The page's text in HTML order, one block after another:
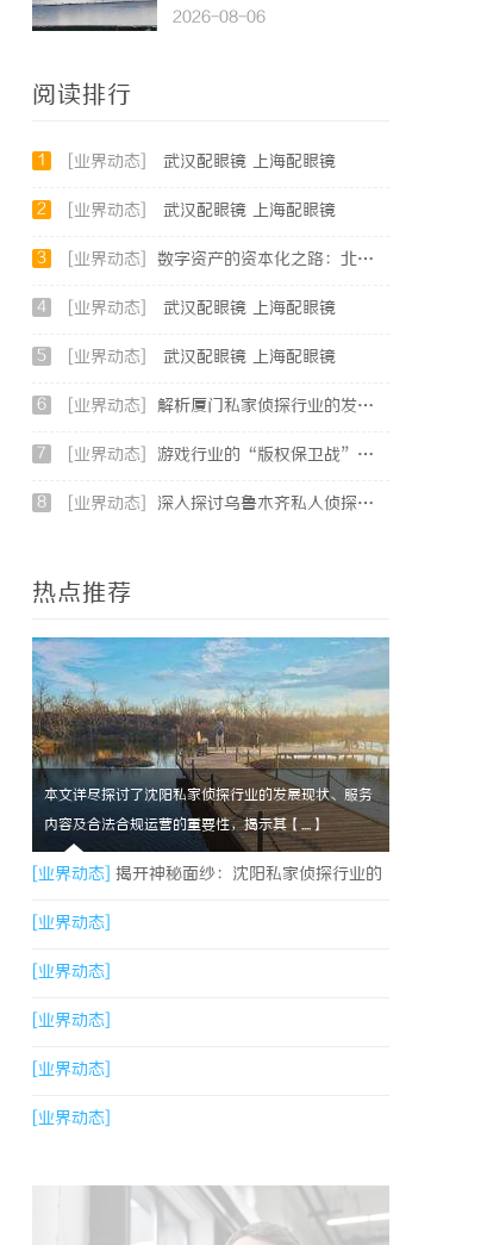
2026-08-06
阅读排行
1 [业界动态] 武汉配眼镜 上海配眼镜
2 [业界动态] 武汉配眼镜 上海配眼镜
3 [业界动态] 数字资产的资本化之路：北京版权律师如何让“IP”变“现金流”
4 [业界动态] 武汉配眼镜 上海配眼镜
5 [业界动态] 武汉配眼镜 上海配眼镜
6 [业界动态] 解析厦门私家侦探行业的发展与服务优势全面指南
7 [业界动态] 游戏行业的“版权保卫战”：为何游戏公司离不开版权律师
8 [业界动态] 深入探讨乌鲁木齐私人侦探行业的现状与发展趋势
热点推荐
本文详尽探讨了沈阳私家侦探行业的发展现状、服务
内容及合法合规运营的重要性，揭示其【....】
[业界动态] 揭开神秘面纱：沈阳私家侦探行业的
现状与发展
[业界动态]
[业界动态]
[业界动态]
[业界动态]
[业界动态]